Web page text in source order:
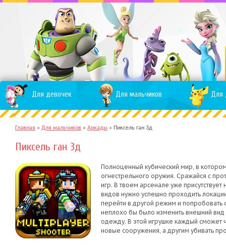
Для девочек Для мальчиков Для
Главная » Для мальчиков » Аркады » Пиксель ган 3д
Пиксель ган 3д
Полноценный кубический мир, в
огнестрельного оружия. Сражайся с
игр. В твоем арсенале уже
видов нужно успешно проходить
перейти в другой режим и
неплохо бы было изменить внешний вид
одежду. В этой игрушке каждый сможет
новые сооружения, а другим убивать